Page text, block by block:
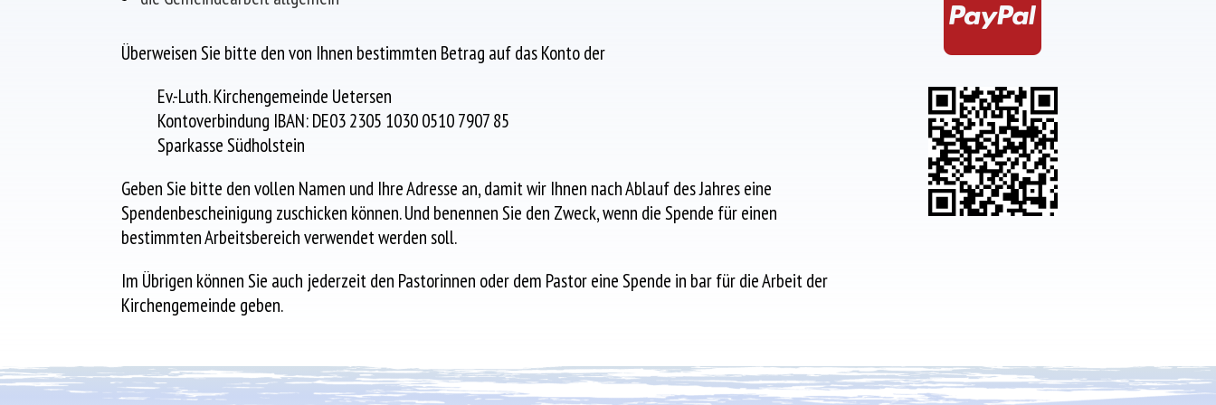
Überweisen Sie bitte den von Ihnen bestimmten Betrag auf das Konto der
Ev.-Luth. Kirchengemeinde Uetersen
Kontoverbindung IBAN: DE03 2305 1030 0510 7907 85
Sparkasse Südholstein
Geben Sie bitte den vollen Namen und Ihre Adresse an, damit wir Ihnen nach Ablauf des Jahres eine
Spendenbescheinigung zuschicken können. Und benennen Sie den Zweck, wenn die Spende für einen
bestimmten Arbeitsbereich verwendet werden soll.
Im Übrigen können Sie auch jederzeit den Pastorinnen oder dem Pastor eine Spende in bar für die Arbeit der
Kirchengemeinde geben.